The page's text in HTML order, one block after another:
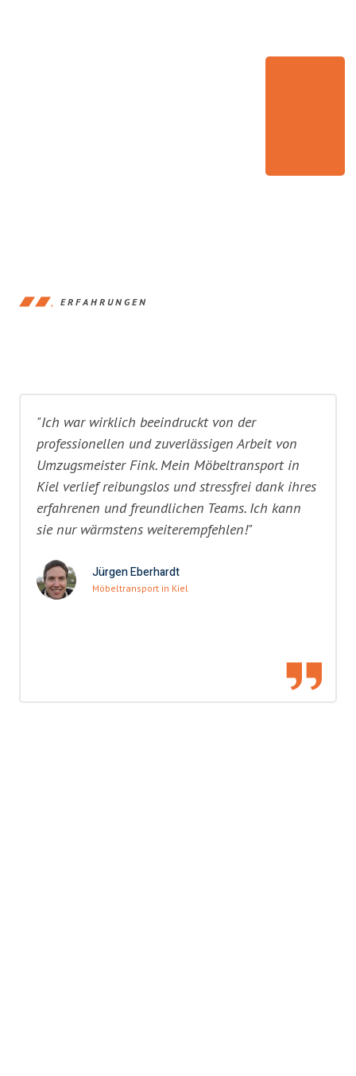
ERFAHRUNGEN
"Ich war wirklich beeindruckt von der
professionellen und zuverlässigen Arbeit von
Umzugsmeister Fink. Mein Möbeltransport in
Kiel verlief reibungslos und stressfrei dank ihres
erfahrenen und freundlichen Teams. Ich kann
sie nur wärmstens weiterempfehlen!"
Jürgen Eberhardt
Möbeltransport in Kiel